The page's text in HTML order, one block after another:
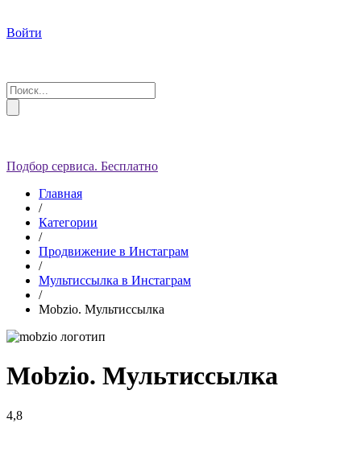
Войти
Подбор сервиса. Бесплатно
Главная
/
Категории
/
Продвижение в Инстаграм
/
Мультиссылка в Инстаграм
/
Mobzio. Мультиссылка
Mobzio. Мультиссылка
4,8